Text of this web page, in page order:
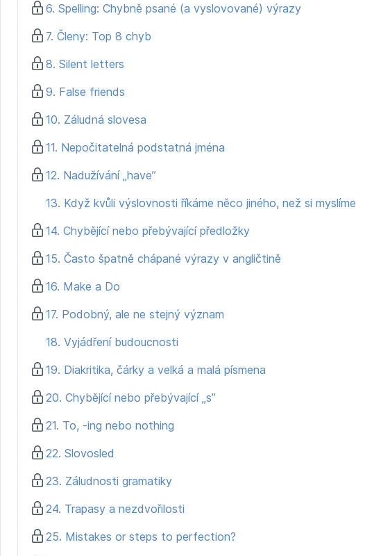
6. Spelling: Chybně psané (a vyslovované) výrazy
7. Členy: Top 8 chyb
8. Silent letters
9. False friends
10. Záludná slovesa
11. Nepočitatelná podstatná jména
12. Nadužívání „have”
13. Když kvůli výslovnosti říkáme něco jiného, než si myslíme
14. Chybějící nebo přebývající předložky
15. Často špatně chápané výrazy v angličtině
16. Make a Do
17. Podobný, ale ne stejný význam
18. Vyjádření budoucnosti
19. Diakritika, čárky a velká a malá písmena
20. Chybějící nebo přebývající „s”
21. To, -ing nebo nothing
22. Slovosled
23. Záludnosti gramatiky
24. Trapasy a nezdvořilosti
25. Mistakes or steps to perfection?